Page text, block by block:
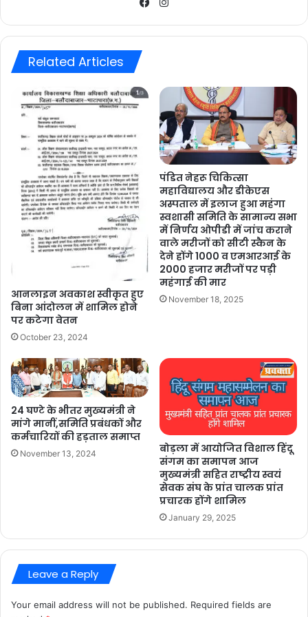
Related Articles
आनलाइन अवकाश स्वीकृत हुए
बिना आंदोलन में शामिल होने
पर कटेगा वेतन
October 23, 2024
पंडित नेहरू चिकित्सा
महाविद्यालय और डीकेएस
अस्पताल में इलाज हुआ महंगा
स्वशासी समिति के सामान्य सभा
में निर्णय ओपीडी में जांच कराने
वाले मरीजों को सीटी स्कैन के
देने होंगे 1000 व एमआरआई के
2000 हजार मरीजों पर पड़ी
महंगाई की मार
November 18, 2025
24 घण्टे के भीतर मुख्यमंत्री ने
मांगे मानीं,समिति प्रबंधकों और
कर्मचारियों की हड़ताल समाप्त
November 13, 2024
बोड़ला में आयोजित विशाल हिंदू
संगम का समापन आज
मुख्यमंत्री सहित राष्ट्रीय स्वयं
सेवक संघ के प्रांत चालक प्रांत
प्रचारक होंगे शामिल
January 29, 2025
Leave a Reply
Your email address will not be published. Required fields are